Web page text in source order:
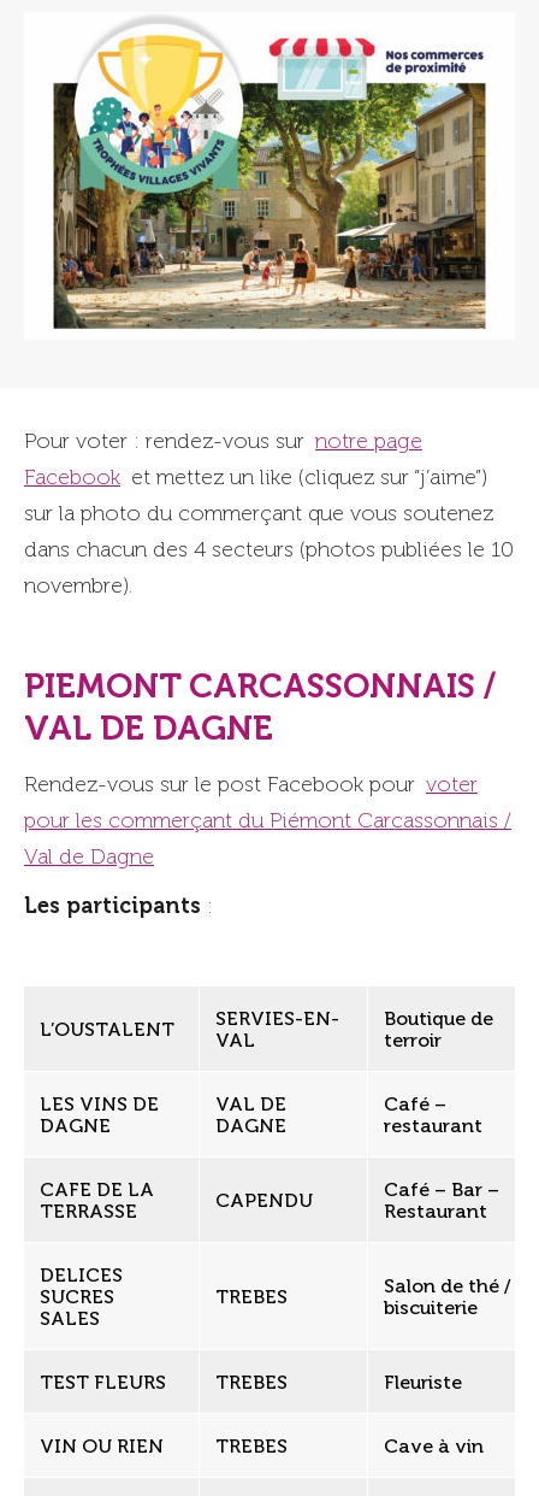
Pour voter : rendez-vous sur notre page
Facebook et mettez un like (cliquez sur “j’aime”)
sur la photo du commerçant que vous soutenez
dans chacun des 4 secteurs (photos publiées le 10
novembre).
PIEMONT CARCASSONNAIS /
VAL DE DAGNE
Rendez-vous sur le post Facebook pour voter
pour les commerçant du Piémont Carcassonnais /
Val de Dagne
Les participants :
L’OUSTALENT
SERVIES-EN-
VAL
Boutique de
terroir
LES VINS DE
DAGNE
VAL DE
DAGNE
Café –
restaurant
CAFE DE LA
TERRASSE
CAPENDU
Café – Bar –
Restaurant
DELICES
SUCRES
SALES
TREBES
Salon de thé /
biscuiterie
TEST FLEURS TREBES Fleuriste
VIN OU RIEN TREBES Cave à vin